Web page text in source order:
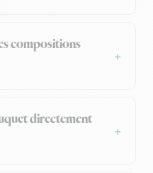
compositions
directement